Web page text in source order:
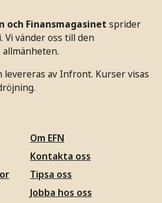
och Finansmagasinet sprider
Vi vänder oss till den
av Infront. Kurser visas
Om EFN
Kontakta oss
Tipsa oss
Jobba hos oss